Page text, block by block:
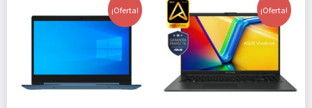
¡Oferta! ¡Oferta!